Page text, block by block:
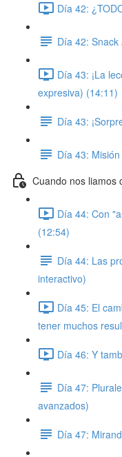
Día 42:
Día 42:
Día 43: ¡La
expresiva) (14:11)
Día 43:
Día 43:
Cuando nos liamos
Día 44: Con
(12:54)
Día 44: Las
interactivo)
Día 45: El
tener muchos
Día 46: Y
Día 47:
avanzados)
Día 47: